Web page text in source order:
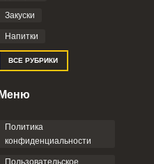
с
Закуски
Напитки
ВСЕ РУБРИКИ
Меню
Политика
конфиденциальности
Пользовательское